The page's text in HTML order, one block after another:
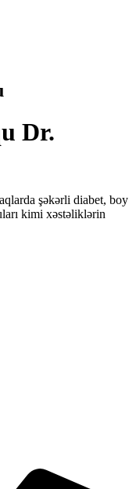
Dr.
şəkərli diabet, boy
kimi xəstəliklərin